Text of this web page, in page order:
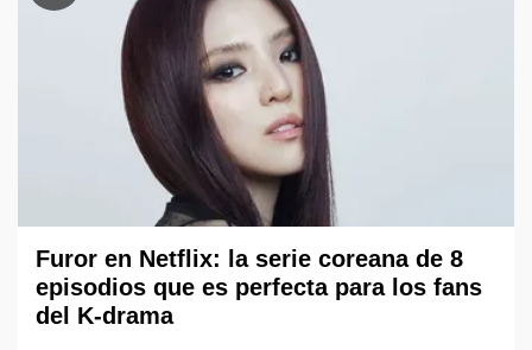
Furor en Netflix: la serie coreana de 8
episodios que es perfecta para los fans
del K-drama